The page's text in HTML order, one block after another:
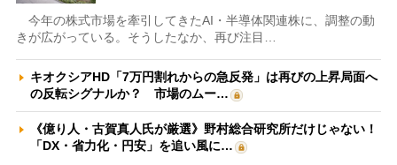
今年の株式市場を牽引してきたAI・半導体関連株に、調整の動
きが広がっている。そうしたなか、再び注目…
キオクシアHD「7万円割れからの急反発」は再びの上昇局面へ
の反転シグナルか？ 市場のムー…
《億り人・古賀真人氏が厳選》野村総合研究所だけじゃない！
「DX・省力化・円安」を追い風に…